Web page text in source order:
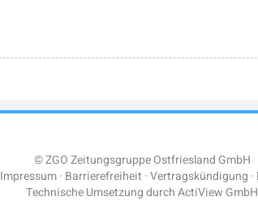
© ZGO Zeitungsgruppe Ostfriesland GmbH
Impressum Barrierefreiheit Vertragskündigung
Technische Umsetzung durchActiView GmbH